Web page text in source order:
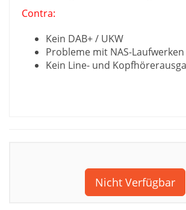
Contra:
Kein DAB+ / UKW
Probleme mit NAS-Laufwerken
Kein Line- und
Nicht Verfügbar